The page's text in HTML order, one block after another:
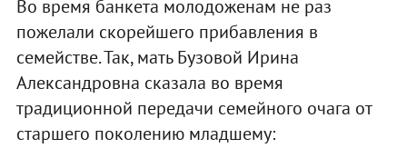
Во время банкета молодоженам не раз
пожелали скорейшего прибавления в
семействе. Так, мать Бузовой Ирина
Александровна сказала во время
традиционной передачи семейного очага от
старшего поколению младшему: